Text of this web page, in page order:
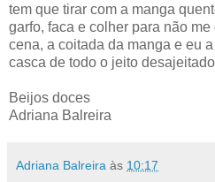
tem que tirar com a manga
garfo, faca e colher para não
cena, a coitada da manga e eu
casca de todo o jeito
Beijos doces
Adriana Balreira
Adriana Balreira às 10:17